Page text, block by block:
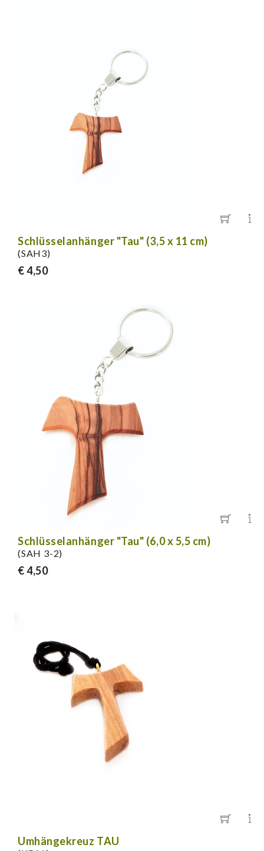
Schlüsselanhänger "Tau" (3,5 x 11 cm)
(SAH3)
€ 4,50
Schlüsselanhänger "Tau" (6,0 x 5,5 cm)
(SAH 3-2)
€ 4,50
Umhängekreuz TAU